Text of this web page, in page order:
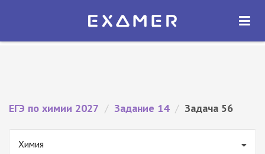
Экзамер — ЕГЭ 2027
ОТКРЫТЬ
ЕГЭ по химии 2027 / Задание 14 / Задача 56
Химия